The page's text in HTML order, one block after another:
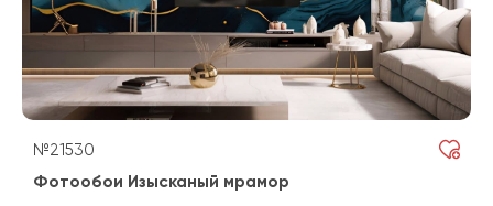
№21530
Фотообои Изысканый мрамор